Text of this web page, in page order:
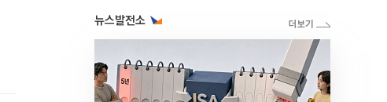
뉴스발전소